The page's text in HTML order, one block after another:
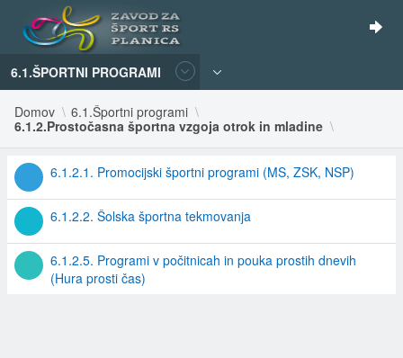
6.1.ŠPORTNI PROGRAMI
Domov
6.1.Športni programi
6.1.2.Prostočasna športna vzgoja otrok in mladine
6.1.2.1. Promocijski športni programi (MS, ZSK, NSP)
6.1.2.2. Šolska športna tekmovanja
6.1.2.5. Programi v počitnicah in pouka prostih dnevih
(Hura prosti čas)